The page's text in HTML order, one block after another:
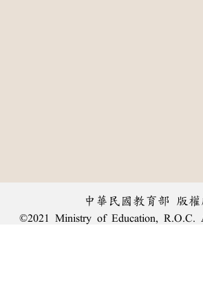
中華民國教育部 版權
©2021 Ministry of Education, R.O.C.